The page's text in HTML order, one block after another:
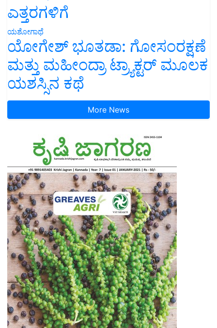
ಎತ್ತರಗಳಿಗೆ
ಯಶೋಗಾಥೆ
ಯೋಗೇಶ್ ಭೂತಡಾ: ಗೋಸಂರಕ್ಷಣೆ
ಮತ್ತು ಮಹೀಂದ್ರಾ ಟ್ರ್ಯಾಕ್ಟರ್ ಮೂಲಕ
ಯಶಸ್ಸಿನ ಕಥೆ
More News